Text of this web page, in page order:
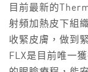
目前最新的
射頻加熱皮下組
收緊皮膚，做到
FLX是目前唯一